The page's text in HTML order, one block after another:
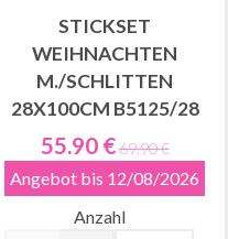
STICKSET
WEIHNACHTEN
M./SCHLITTEN
28X100CM B5125/28
55.90 €69.90 €
Angebot bis 12/08/2026
Anzahl